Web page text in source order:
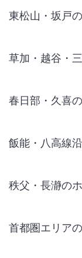
東松山・坂戸
草加・越谷・
春日部・久喜
飯能・八高線
秩父・長瀞の
首都圏エリア